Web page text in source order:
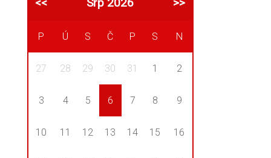
P Ú S Č P S N
27 28 29 30 31 1 2
3 4 5 6 7 8 9
10 11 12 13 14 15 16